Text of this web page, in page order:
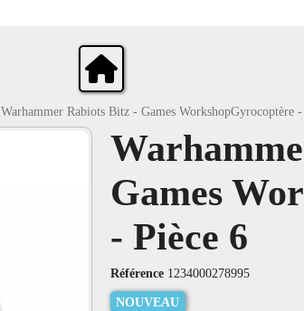
Warhammer Rabiots Bitz - Games WorkshopGyrocoptère
Games
- Pièce 6
Référence 1234000278995
NOUVEAU